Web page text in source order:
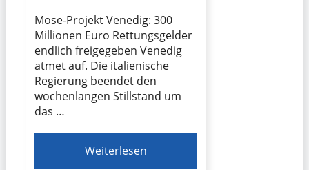
Mose-Projekt Venedig: 300
Millionen Euro Rettungsgelder
endlich freigegeben Venedig
atmet auf. Die italienische
Regierung beendet den
wochenlangen Stillstand um
das …
Weiterlesen